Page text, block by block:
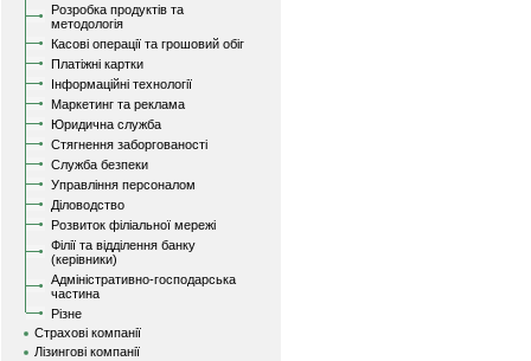
Розробка продуктів та
методологія
Касові операції та грошовий обіг
Платіжні картки
Інформаційні технології
Маркетинг та реклама
Юридична служба
Стягнення заборгованості
Служба безпеки
Управління персоналом
Діловодство
Розвиток філіальної мережі
Філії та відділення банку
(керівники)
Адміністративно-господарська
частина
Різне
Страхові компанії
Лізингові компанії